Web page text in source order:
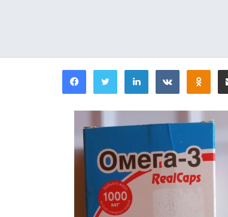
FacebookTwitterLinkedInВконтакте